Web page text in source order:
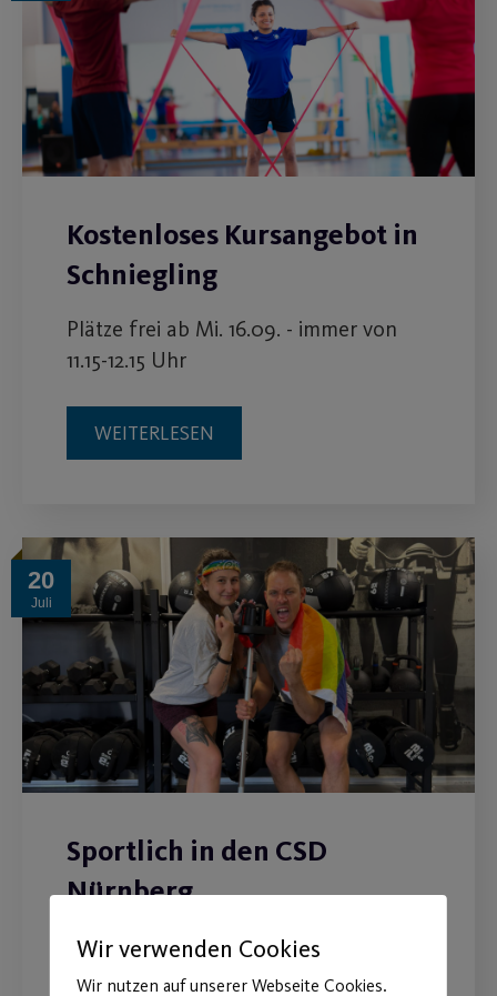
Kostenloses Kursangebot in
Schniegling
Plätze frei ab Mi. 16.09. - immer von
11.15-12.15 Uhr
WEITERLESEN
20
Juli
Sportlich in den CSD
Nürnberg
Christopher Street Day - kostenlose
Kursstunden vom 25.07.-06.08
Wir verwenden Cookies
Wir nutzen auf unserer Webseite Cookies.